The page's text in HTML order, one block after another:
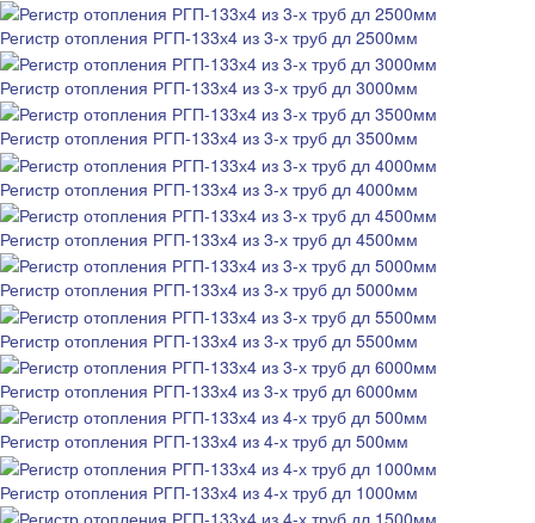
Регистр отопления РГП-133х4 из 3-х труб дл 2500мм
Регистр отопления РГП-133х4 из 3-х труб дл 3000мм
Регистр отопления РГП-133х4 из 3-х труб дл 3500мм
Регистр отопления РГП-133х4 из 3-х труб дл 4000мм
Регистр отопления РГП-133х4 из 3-х труб дл 4500мм
Регистр отопления РГП-133х4 из 3-х труб дл 5000мм
Регистр отопления РГП-133х4 из 3-х труб дл 5500мм
Регистр отопления РГП-133х4 из 3-х труб дл 6000мм
Регистр отопления РГП-133х4 из 4-х труб дл 500мм
Регистр отопления РГП-133х4 из 4-х труб дл 1000мм